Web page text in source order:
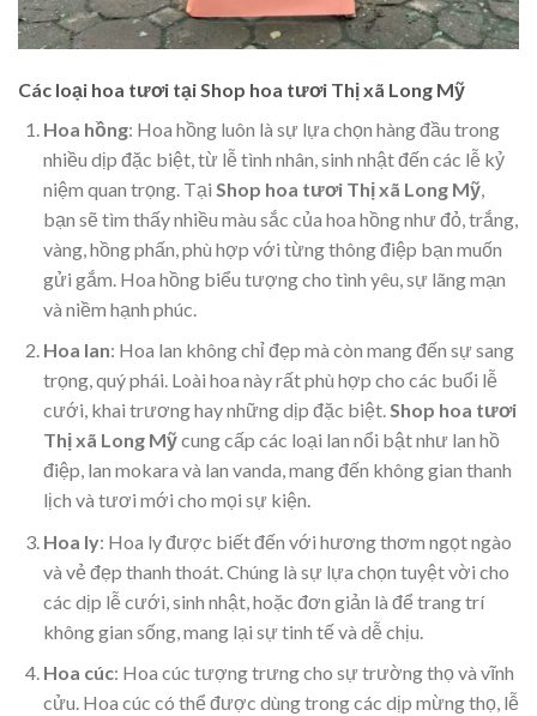
Các loại hoa tươi tại Shop hoa tươi Thị xã Long Mỹ
Hoa hồng: Hoa hồng luôn là sự lựa chọn hàng đầu trong
nhiều dịp đặc biệt, từ lễ tình nhân, sinh nhật đến các lễ kỷ
niệm quan trọng. Tại Shop hoa tươi Thị xã Long Mỹ,
bạn sẽ tìm thấy nhiều màu sắc của hoa hồng như đỏ, trắng,
vàng, hồng phấn, phù hợp với từng thông điệp bạn muốn
gửi gắm. Hoa hồng biểu tượng cho tình yêu, sự lãng mạn
và niềm hạnh phúc.
Hoa lan: Hoa lan không chỉ đẹp mà còn mang đến sự sang
trọng, quý phái. Loài hoa này rất phù hợp cho các buổi lễ
cưới, khai trương hay những dịp đặc biệt.Shop hoa tươi
Thị xã Long Mỹcung cấp các loại lan nổi bật như lan hồ
điệp, lan mokara và lan vanda, mang đến không gian thanh
lịch và tươi mới cho mọi sự kiện.
Hoa ly: Hoa ly được biết đến với hương thơm ngọt ngào
và vẻ đẹp thanh thoát. Chúng là sự lựa chọn tuyệt vời cho
các dịp lễ cưới, sinh nhật, hoặc đơn giản là để trang trí
không gian sống, mang lại sự tinh tế và dễ chịu.
Hoa cúc: Hoa cúc tượng trưng cho sự trường thọ và vĩnh
cửu. Hoa cúc có thể được dùng trong các dịp mừng thọ, lễ